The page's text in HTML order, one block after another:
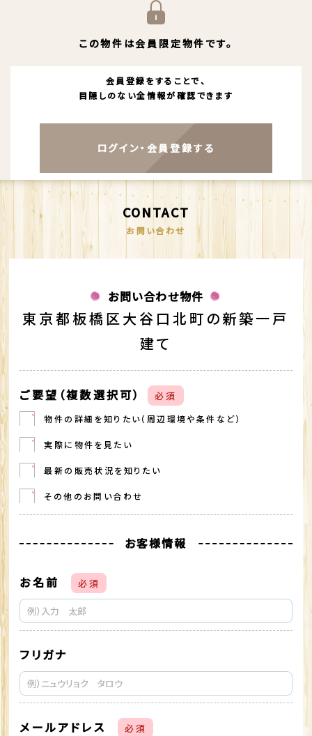
この物件は会員限定物件です。
会員登録をすることで、
目隠しのない全情報が確認できます
ログイン・会員登録する
CONTACT
お問い合わせ
お問い合わせ物件
東京都板橋区大谷口北町の新築一戸
建て
ご要望（複数選択可） 必須
物件の詳細を知りたい（周辺環境や条件など）
実際に物件を見たい
最新の販売状況を知りたい
その他のお問い合わせ
お客様情報
お名前 必須
フリガナ
メールアドレス 必須